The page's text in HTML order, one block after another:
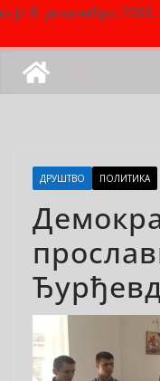
је 8. децембра
ДРУШТВО ПОЛИТИКА